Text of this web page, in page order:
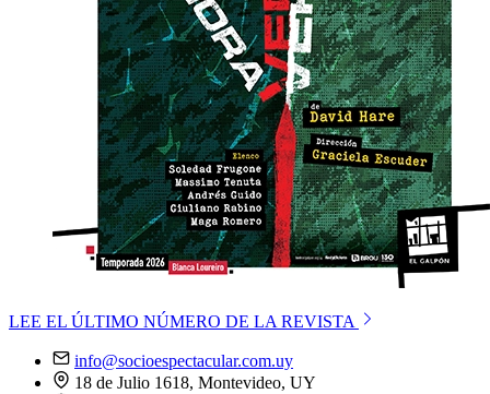
LEE EL ÚLTIMO NÚMERO DE LA REVISTA
info@socioespectacular.com.uy
18 de Julio 1618, Montevideo, UY